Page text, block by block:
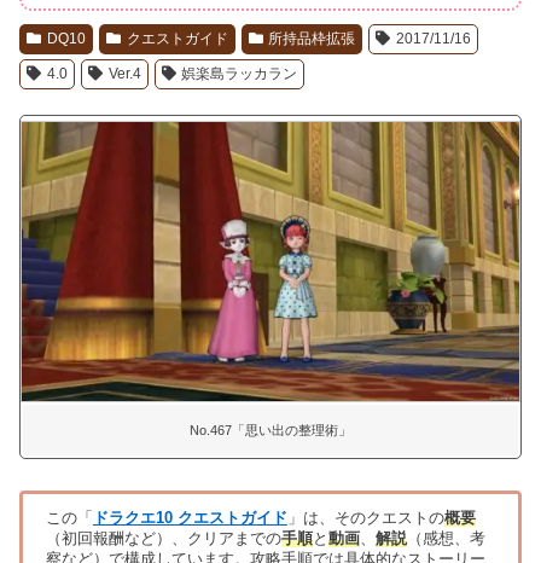
DQ10 クエストガイド 所持品枠拡張 2017/11/16
4.0 Ver.4 娯楽島ラッカラン
No.467「思い出の整理術」
この「 ドラクエ10 クエストガイド 」は、そのクエストの概要
（初回報酬など）、クリアまでの手順と 動画、 解説（感想、考